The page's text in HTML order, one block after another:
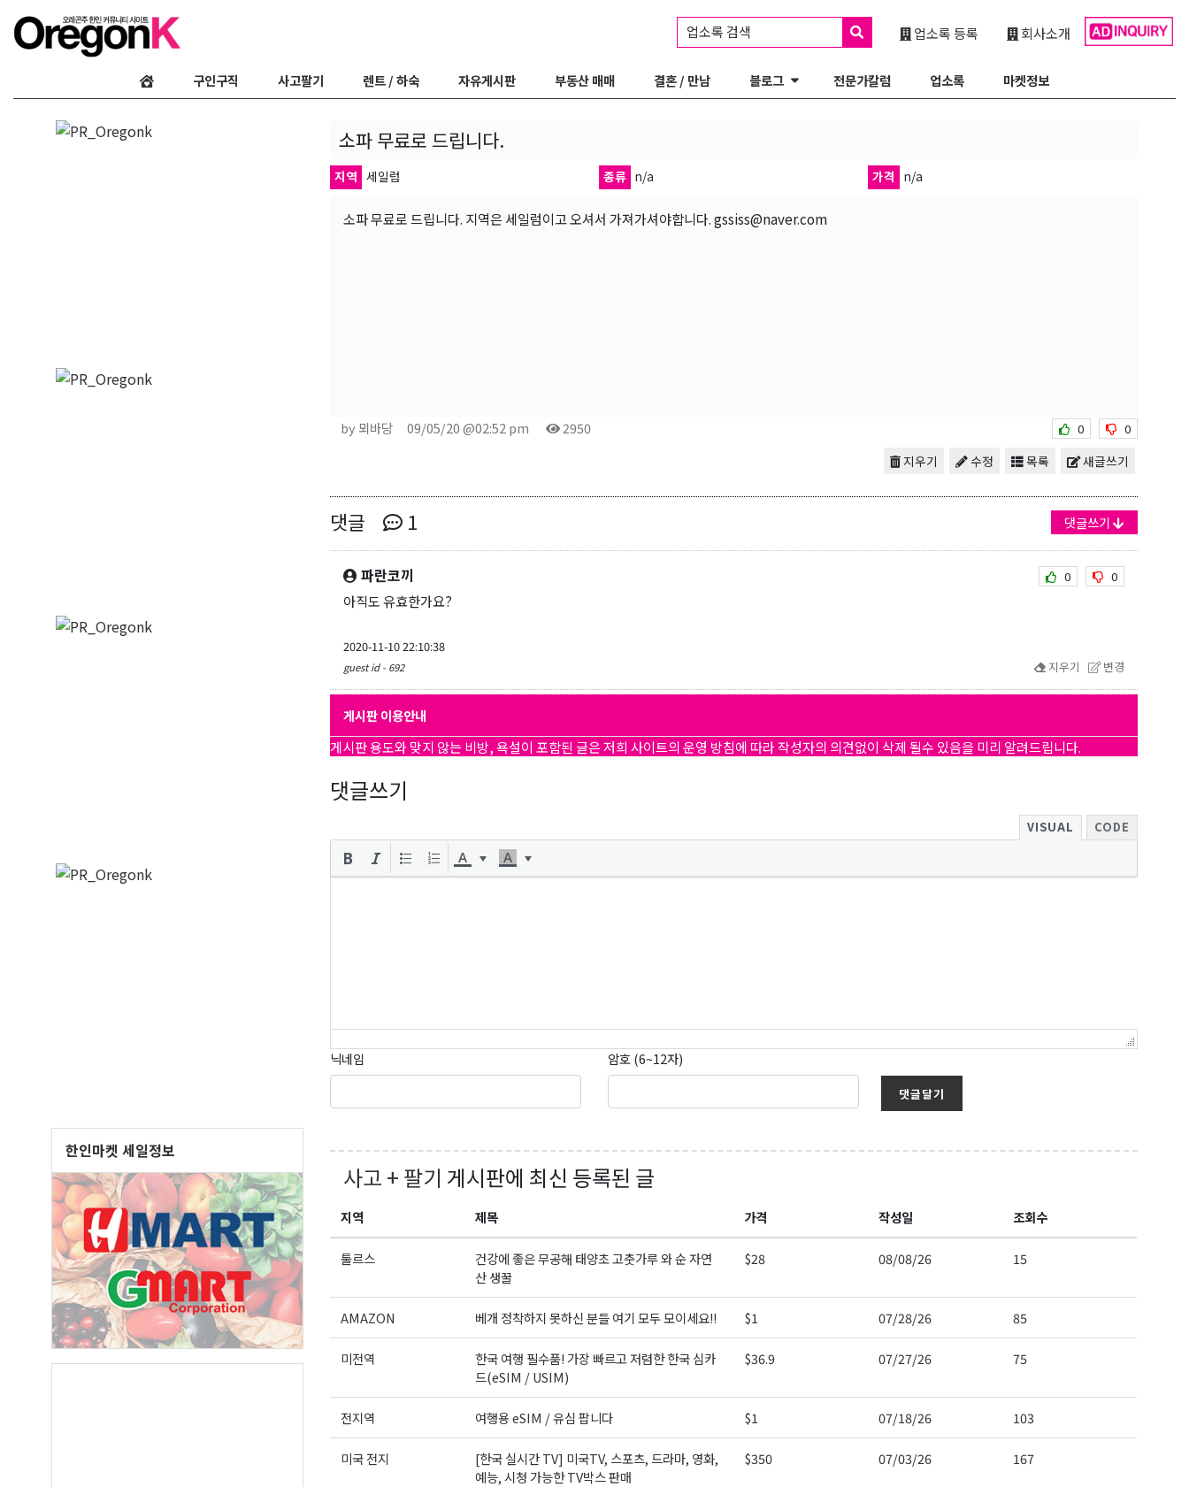
회사소개
업소록 등록
업소록 검색
구인구직 사고팔기 렌트 / 하숙 자유게시판 부동산 매매 결혼 / 만남 블로그 전문가칼럼 업소록 마켓정보
한인마켓 세일정보
소파 무료로 드립니다.
지역 세일럼 종류 n/a 가격 n/a
소파 무료로 드립니다. 지역은 세일럼이고 오셔서 가져가셔야합니다. gssiss@naver.com
by 뫼바당 09/05/20 @02:52 pm 2950 0 0
새글쓰기
목록
수정
지우기
댓글 1 댓글쓰기
파란코끼 0 0
아직도 유효한가요?
2020-11-10 22:10:38
guest id - 692 지우기 변경
게시판 이용안내
게시판 용도와 맞지 않는 비방, 욕설이 포함된 글은 저희 사이트의 운영 방침에 따라 작성자의 의견없이 삭제 될수 있음을 미리 알려드립니다.
댓글쓰기
VISUAL CODE
닉네임 암호 (6~12자)
댓글달기
사고 + 팔기 게시판에 최신 등록된 글
지역 제목 가격 작성일 조회수
툴르스
건강에 좋은 무공해 태양초 고춧가루 와 순 자연
산 생꿀
$28 08/08/26 15
AMAZON 베개 정착하지 못하신 분들 여기 모두 모이세요!! $1 07/28/26 85
미전역
한국 여행 필수품! 가장 빠르고 저렴한 한국 심카
드(eSIM / USIM)
$36.9 07/27/26 75
전지역 여행용 eSIM / 유심 팝니다 $1 07/18/26 103
미국 전지
[한국 실시간 TV] 미국TV, 스포츠, 드라마, 영화,
예능, 시청 가능한 TV박스 판매
$350 07/03/26 167
오레곤K 뉴스레터 구독
매주 오레곤K 뉴스레터를 통해 다양한 로컬소식과 오레곤 한인 사회 정보를 받아
First Name
Last Name
By submitting this form, you are consenting to receive KCR Media Group from: KCR Media Group, 23416 Hwy 99
Suite A, Edmonds, WA, 98026, US, https://wowseattle.com. You can revoke your consent to receive emails at any time
by using the SafeUnsubscribe® link, found at the bottom of every email.
Emails are serviced by Constant Contact.
Our Privacy Policy.